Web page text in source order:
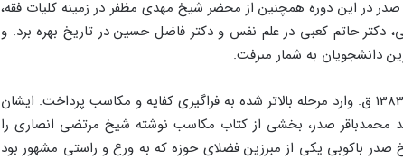
در این دوره همچنین از محضر شیخ مهدى مظفر در زمینه کلیات فقه،
دکتر حاتم کعبى در علم نفس و دکتر فاضل حسین در تاریخ بهره برد. و
دانشجویان به شمار مى‏رفت.
با پایان یافتن کلیات، سید محمد صدر در سال‏1383 ق. وارد مرحله بالاتر شده به فراگیرى کفایه و مکاسب پرداخت. ایشان
محمدباقر صدر، بخشى از کتاب مکاسب نوشته شیخ مرتضى انصارى را
باکوبى یکى از مبرزین فضلاى حوزه که به ورع و راستى مشهور بود